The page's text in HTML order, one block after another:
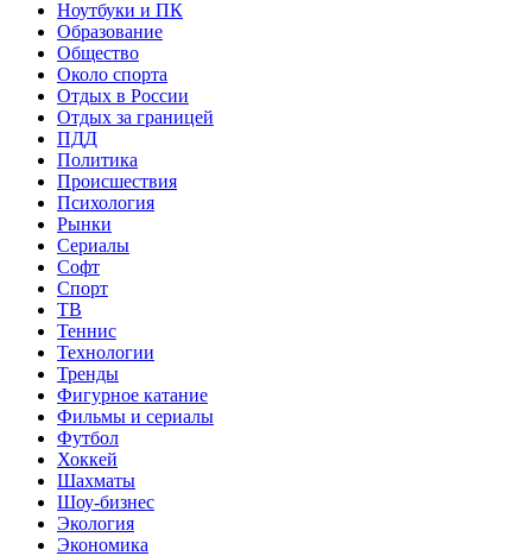
Ноутбуки и ПК
Образование
Общество
Около спорта
Отдых в России
Отдых за границей
ПДД
Политика
Происшествия
Психология
Рынки
Сериалы
Софт
Спорт
ТВ
Теннис
Технологии
Тренды
Фигурное катание
Фильмы и сериалы
Футбол
Хоккей
Шахматы
Шоу-бизнес
Экология
Экономика